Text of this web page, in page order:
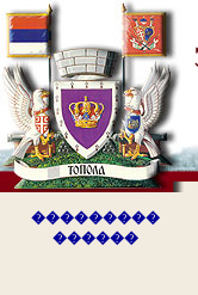
���������
������